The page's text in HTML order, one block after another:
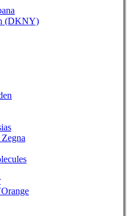
(DKNY)